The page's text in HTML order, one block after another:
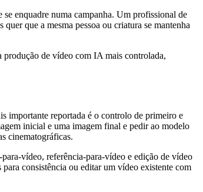
enquadre numa campanha. Um profissional de
que a mesma pessoa ou criatura se mantenha
produção de vídeo com IA mais controlada,
importante reportada é o controlo de primeiro e
inicial e uma imagem final e pedir ao modelo
cinematográficas.
vídeo, referência-para-vídeo e edição de vídeo
consistência ou editar um vídeo existente com